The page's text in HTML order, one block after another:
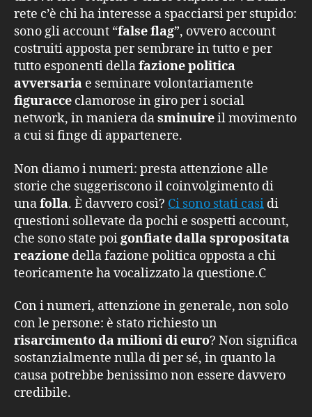
rete c’è chi ha interesse a spacciarsi per stupido:
sono gli account “false flag”, ovvero account
costruiti apposta per sembrare in tutto e per
tutto esponenti dellafazione politica
avversaria e seminare volontariamente
figuracce clamorose in giro per i social
network, in maniera dasminuireil movimento
a cui si finge di appartenere.
Non diamo i numeri: presta attenzione alle
storie che suggeriscono il coinvolgimento di
unafolla. È davvero così? Ci sono stati casi di
questioni sollevate da pochi e sospetti account,
che sono state poigonfiate dalla spropositata
reazione della fazione politica opposta a chi
teoricamente ha vocalizzato la questione.C
Con i numeri, attenzione in generale, non solo
con le persone: è stato richiesto un
risarcimento da milioni di euro? Non significa
sostanzialmente nulla di per sé, in quanto la
causa potrebbe benissimo non essere davvero
credibile.